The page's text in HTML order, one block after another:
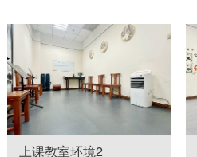
上课教室环境2